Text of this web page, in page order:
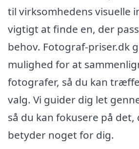
til virksomhedens visuelle
vigtigt at finde en, der
behov. Fotograf-priser.dk
mulighed for at
fotografer, så du kan
valg. Vi guider dig let
så du kan fokusere på det,
betyder noget for dig.